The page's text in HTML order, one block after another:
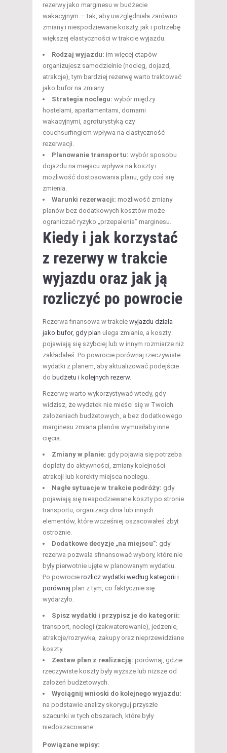
rezerwy jako marginesu w budżecie
wakacyjnym — tak, aby uwzględniała zarówno
zmiany i niespodziewane koszty, jak i potrzebę
większej elastyczności w trakcie wyjazdu.
Rodzaj wyjazdu: im więcej etapów
organizujesz samodzielnie (nocleg, dojazd,
atrakcje), tym bardziej rezerwę warto traktować
jako bufor na zmiany.
Strategia noclegu: wybór między
hostelami, apartamentami, domami
wakacyjnymi, agroturystyką czy
couchsurfingiem wpływa na elastyczność
rezerwacji.
Planowanie transportu: wybór sposobu
dojazdu na miejscu wpływa na koszty i
możliwość dostosowania planu, gdy coś się
zmienia.
Warunki rezerwacji: możliwość zmiany
planów bez dodatkowych kosztów może
ograniczać ryzyko „przepalenia” marginesu.
Kiedy i jak korzystać
z rezerwy w trakcie
wyjazdu oraz jak ją
rozliczyć po powrocie
Rezerwa finansowa w trakcie wyjazdu działa
jako bufor, gdy plan ulega zmianie, a koszty
pojawiają się szybciej lub w innym rozmiarze niż
zakładałeś. Po powrocie porównaj rzeczywiste
wydatki z planem, aby aktualizować podejście
do budżetu i kolejnych rezerw.
Rezerwę warto wykorzystywać wtedy, gdy
widzisz, że wydatek nie mieści się w Twoich
założeniach budżetowych, a bez dodatkowego
marginesu zmiana planów wymusiłaby inne
cięcia.
Zmiany w planie: gdy pojawia się potrzeba
dopłaty do aktywności, zmiany kolejności
atrakcji lub korekty miejsca noclegu.
Nagłe sytuacje w trakcie podróży: gdy
pojawiają się niespodziewane koszty po stronie
transportu, organizacji dnia lub innych
elementów, które wcześniej oszacowałeś zbyt
ostrożnie.
Dodatkowe decyzje „na miejscu”: gdy
rezerwa pozwala sfinansować wybory, które nie
były pierwotnie ujęte w planowanym wydatku.
Po powrocie rozlicz wydatki według kategorii i
porównaj plan z tym, co faktycznie się
wydarzyło.
Spisz wydatki i przypisz je do kategorii:
transport, noclegi (zakwaterowanie), jedzenie,
atrakcje/rozrywka, zakupy oraz nieprzewidziane
koszty.
Zestaw plan z realizacją: porównaj, gdzie
rzeczywiste koszty były wyższe lub niższe od
założeń budżetowych.
Wyciągnij wnioski do kolejnego wyjazdu:
na podstawie analizy skoryguj przyszłe
szacunki w tych obszarach, które były
niedoszacowane.
Powiązane wpisy: